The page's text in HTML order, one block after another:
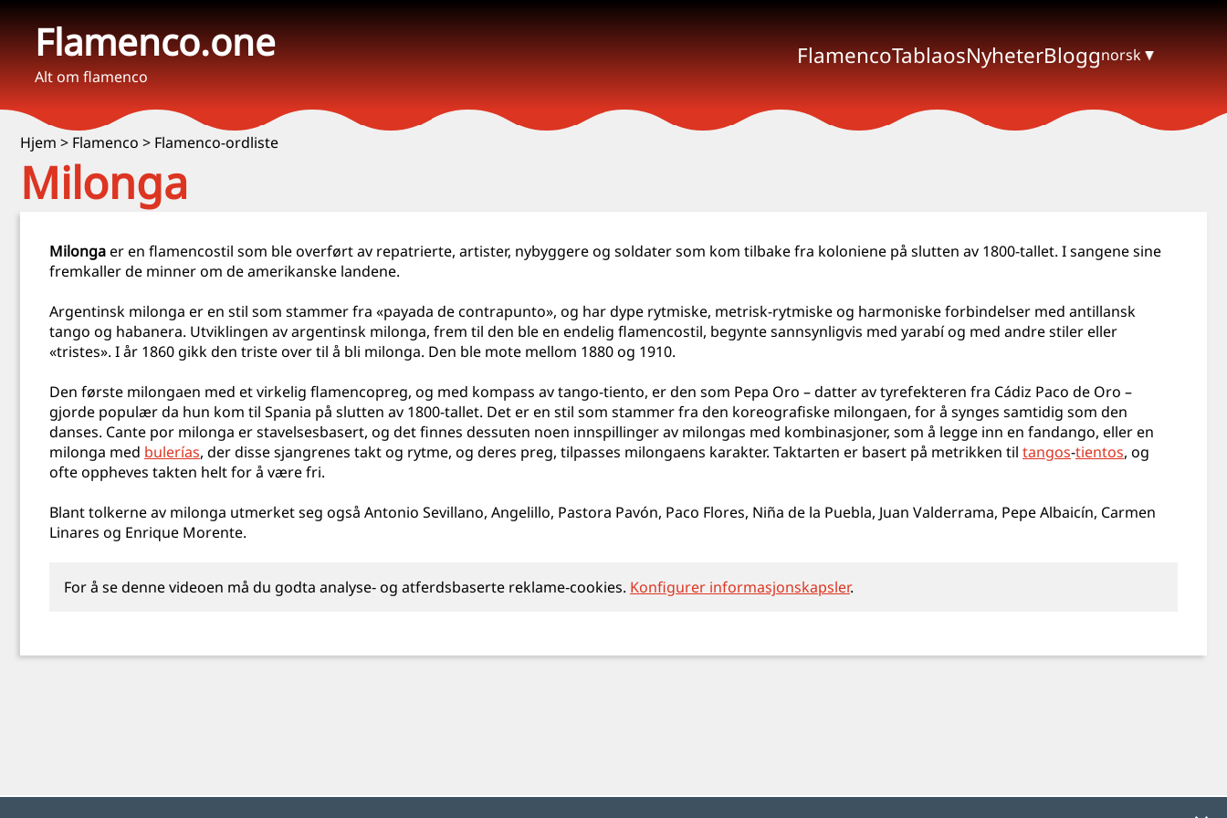
Flamenco.one
Alt om flamenco
FlamencoTablaosNyheterBloggnorsk
Hjem > Flamenco > Flamenco-ordliste
Milonga
Milongaer en flamencostil som ble overført av repatrierte, artister, nybyggere og soldater som kom tilbake fra koloniene på slutten av 1800-tallet. I sangene sine
fremkaller de minner om de amerikanske landene.
Argentinsk milonga er en stil som stammer fra «payada de contrapunto», og har dype rytmiske, metrisk-rytmiske og harmoniske forbindelser med antillansk
tango og habanera. Utviklingen av argentinsk milonga, frem til den ble en endelig flamencostil, begynte sannsynligvis med yarabí og med andre stiler eller
«tristes». I år 1860 gikk den triste over til å bli milonga. Den ble mote mellom 1880 og 1910.
Den første milongaen med et virkelig flamencopreg, og med kompass av tango-tiento, er den som Pepa Oro – datter av tyrefekteren fra Cádiz Paco de Oro –
gjorde populær da hun kom til Spania på slutten av 1800-tallet. Det er en stil som stammer fra den koreografiske milongaen, for å synges samtidig som den
danses. Cante por milonga er stavelsesbasert, og det finnes dessuten noen innspillinger av milongas med kombinasjoner, som å legge inn en fandango, eller en
milonga med bulerías, der disse sjangrenes takt og rytme, og deres preg, tilpasses milongaens karakter. Taktarten er basert på metrikken til tangos-tientos, og
ofte oppheves takten helt for å være fri.
Blant tolkerne av milonga utmerket seg også Antonio Sevillano, Angelillo, Pastora Pavón, Paco Flores, Niña de la Puebla, Juan Valderrama, Pepe Albaicín, Carmen
Linares og Enrique Morente.
For å se denne videoen må du godta analyse‑ og atferdsbaserte reklame‑cookies. Konfigurer informasjonskapsler.